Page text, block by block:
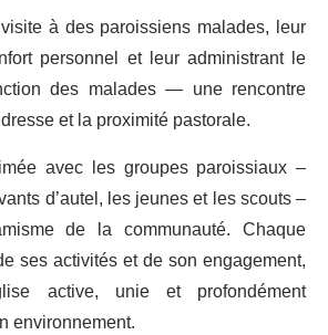
à des paroissiens malades, leur
personnel et leur administrant le
des malades — une rencontre
et la proximité pastorale.
avec les groupes paroissiaux –
d’autel, les jeunes et les scouts –
de la communauté. Chaque
ses activités et de son engagement,
active, unie et profondément
environnement.